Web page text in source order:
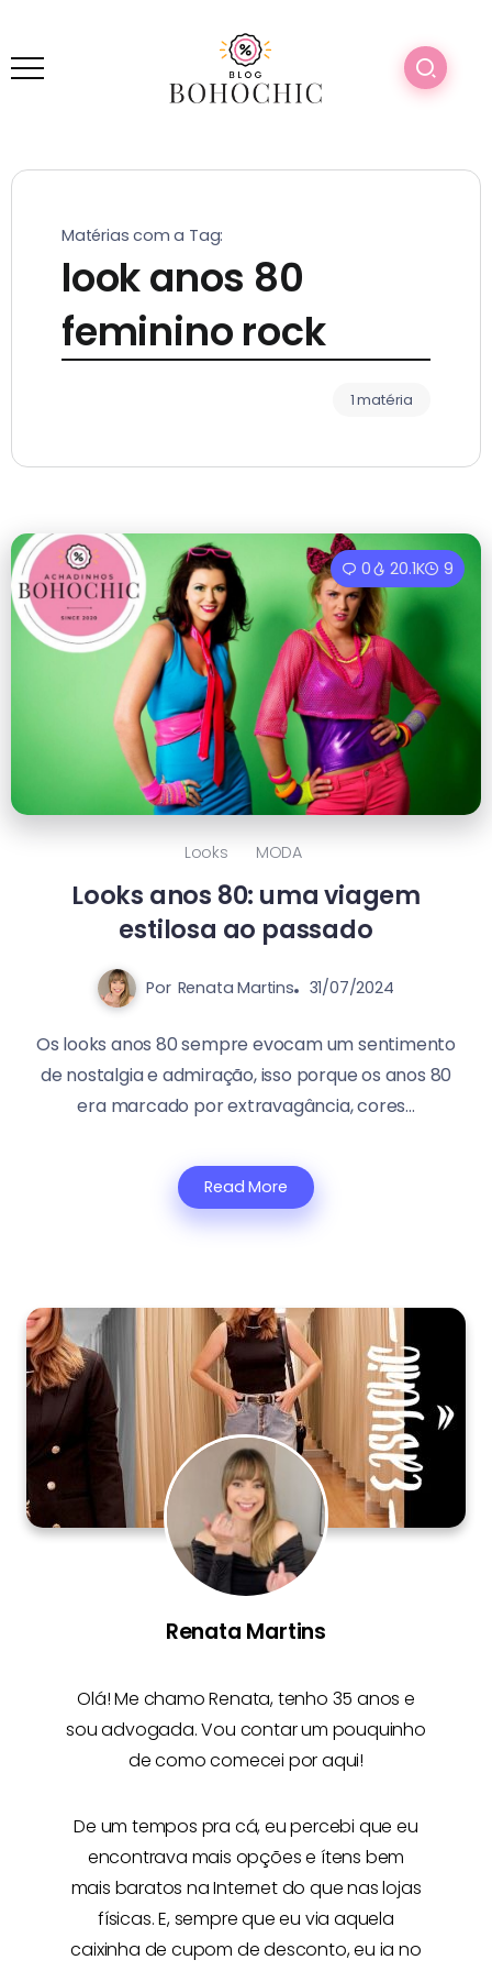
Matérias com a Tag:
look anos 80
feminino rock
1 matéria
0 20.1K 9
Looks MODA
Looks anos 80: uma viagem
estilosa ao passado
Por Renata Martins 31/07/2024
Os looks anos 80 sempre evocam um sentimento
de nostalgia e admiração, isso porque os anos 80
era marcado por extravagância, cores...
Read More
Renata Martins
Olá! Me chamoRenata, tenho 35 anos e
sou advogada. Vou contar um pouquinho
de como comecei por aqui!
De um tempos pra cá, eu percebi que eu
encontrava mais opções e ítens bem
mais baratos na Internetdo que nas lojas
físicas. E, sempre que eu via aquela
caixinha de cupom de desconto, eu ia no